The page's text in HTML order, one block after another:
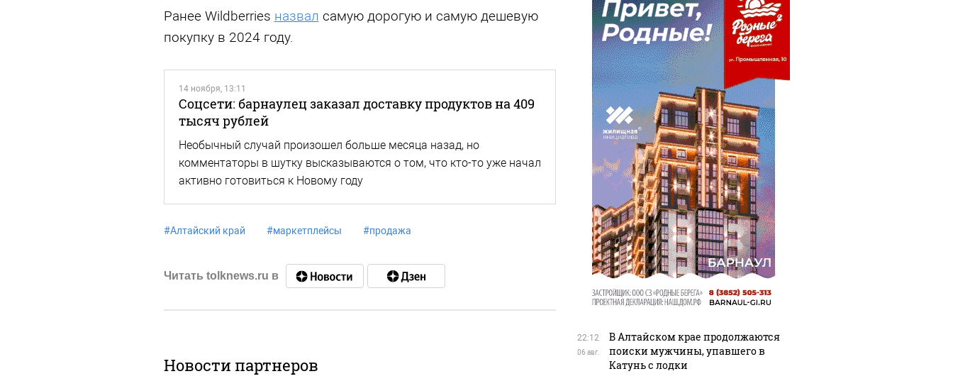
Ранее Wildberries назвал самую дорогую и самую дешевую
покупку в 2024 году.
14 ноября, 13:11
Соцсети: барнаулец заказал доставку продуктов на 409
тысяч рублей
Необычный случай произошел больше месяца назад, но
комментаторы в шутку высказываются о том, что кто-то уже начал
активно готовиться к Новому году
#Алтайский край #маркетплейсы #продажа
Читать tolknews.ru в
Новости партнеров
22:12
06 авг.
В Алтайском крае продолжаются
поиски мужчины, упавшего в
Катунь с лодки